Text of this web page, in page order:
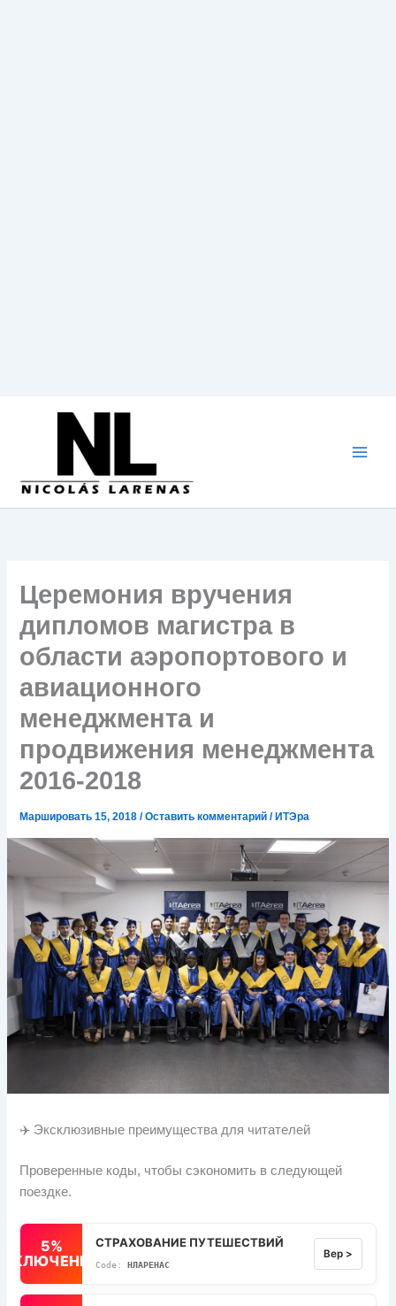
содержимому
Церемония вручения
дипломов магистра в
области аэропортового и
авиационного
менеджмента и
продвижения менеджмента
2016-2018
Маршировать 15, 2018/Оставить комментарий / ИТЭра
✈️ Эксклюзивные преимущества для читателей
Проверенные коды, чтобы сэкономить в следующей
поездке.
5%
СТРАХОВАНИЕ ПУТЕШЕСТВИЙ
НЛАРЕНАС
Вер >